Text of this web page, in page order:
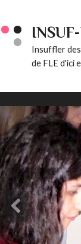
Insuffler
de FLE d'ici